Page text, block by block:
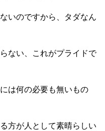
いのですから、タダなん
ない、これがプライドで
は何の必要も無いもの
方が人として素晴らしい